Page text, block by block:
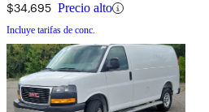
$34,695 Precio alto
Incluye tarifas de conc.